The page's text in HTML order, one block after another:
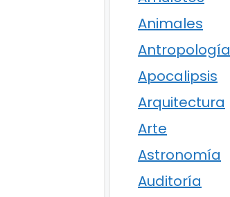
Animales
Antropología
Apocalipsis
Arquitectura
Arte
Astronomía
Auditoría